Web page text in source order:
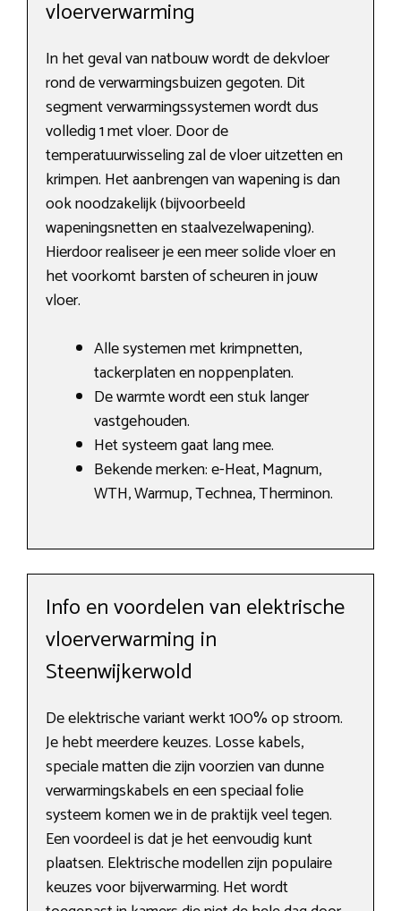
vloerverwarming
In het geval van natbouw wordt de dekvloer
rond de verwarmingsbuizen gegoten. Dit
segment verwarmingssystemen wordt dus
volledig 1 met vloer. Door de
temperatuurwisseling zal de vloer uitzetten en
krimpen. Het aanbrengen van wapening is dan
ook noodzakelijk (bijvoorbeeld
wapeningsnetten en staalvezelwapening).
Hierdoor realiseer je een meer solide vloer en
het voorkomt barsten of scheuren in jouw
vloer.
Alle systemen met krimpnetten,
tackerplaten en noppenplaten.
De warmte wordt een stuk langer
vastgehouden.
Het systeem gaat lang mee.
Bekende merken: e-Heat, Magnum,
WTH, Warmup, Technea, Therminon.
Info en voordelen van elektrische
vloerverwarming in
Steenwijkerwold
De elektrische variant werkt 100% op stroom.
Je hebt meerdere keuzes. Losse kabels,
speciale matten die zijn voorzien van dunne
verwarmingskabels en een speciaal folie
systeem komen we in de praktijk veel tegen.
Een voordeel is dat je het eenvoudig kunt
plaatsen. Elektrische modellen zijn populaire
keuzes voor bijverwarming. Het wordt